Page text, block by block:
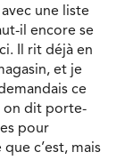
une liste
il encore se
Il rit déjà en
et je
ce
on dit porte-
pour
c’est, mais